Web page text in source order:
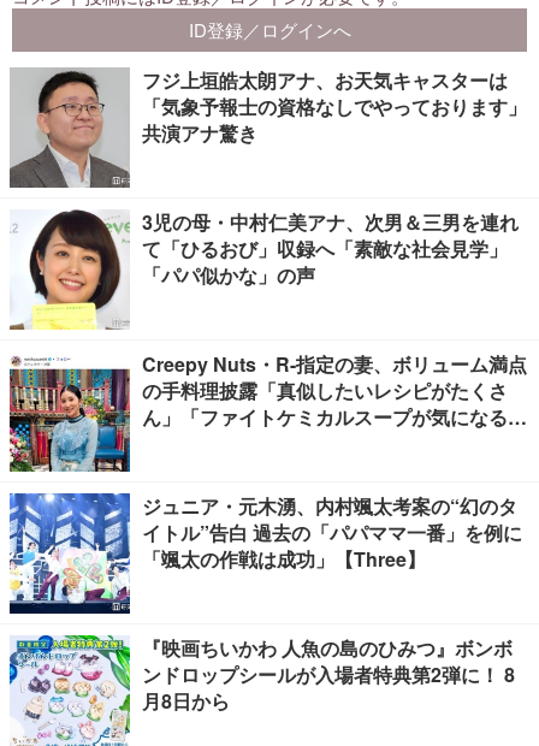
フジ上垣皓太朗アナ、お天気キャスターは
「気象予報士の資格なしでやっております」
共演アナ驚き
3児の母・中村仁美アナ、次男＆三男を連れ
て「ひるおび」収録へ「素敵な社会見学」
「パパ似かな」の声
Creepy Nuts・R-指定の妻、ボリューム満点
の手料理披露「真似したいレシピがたくさ
ん」「ファイトケミカルスープが気になる」
ジュニア・元木湧、内村颯太考案の“幻のタ
イトル”告白 過去の「パパママ一番」を例に
「颯太の作戦は成功」【Three】
『映画ちいかわ 人魚の島のひみつ』ボンボ
ンドロップシールが入場者特典第2弾に！ 8
月8日から